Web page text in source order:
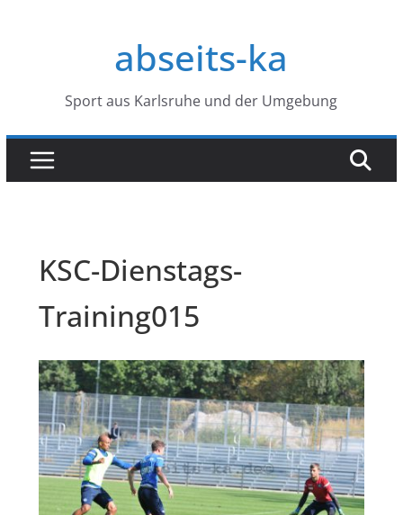
abseits-ka
Sport aus Karlsruhe und der Umgebung
KSC-Dienstags-
Training015